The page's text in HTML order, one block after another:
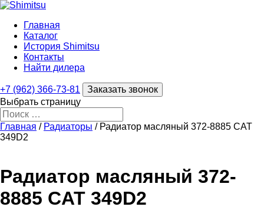
Главная
Каталог
История Shimitsu
Контакты
Найти дилера
+7 (962) 366-73-81
Заказать звонок
Выбрать страницу
Главная / Радиаторы / Радиатор масляный 372-8885 CAT
349D2
Радиатор масляный 372-
8885 CAT 349D2